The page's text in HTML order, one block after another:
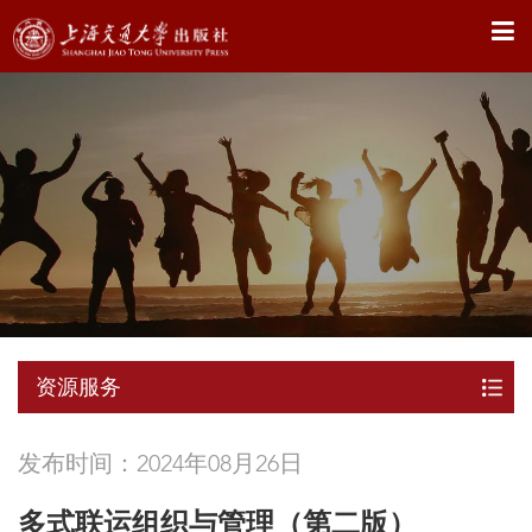
X
资源服务
发布时间：2024年08月26日
多式联运组织与管理（第二版）